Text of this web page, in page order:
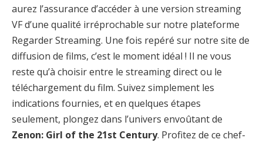
aurez l’assurance d’accéder à une version streaming
VF d’une qualité irréprochable sur notre plateforme
Regarder Streaming. Une fois repéré sur notre site de
diffusion de films, c’est le moment idéal ! Il ne vous
reste qu’à choisir entre le streaming direct ou le
téléchargement du film. Suivez simplement les
indications fournies, et en quelques étapes
seulement, plongez dans l’univers envoûtant de
Zenon: Girl of the 21st Century. Profitez de ce chef-